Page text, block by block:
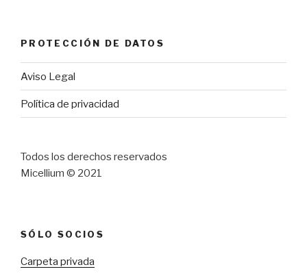
PROTECCIÓN DE DATOS
Aviso Legal
Política de privacidad
Todos los derechos reservados
Micellium © 2021
SÓLO SOCIOS
Carpeta privada